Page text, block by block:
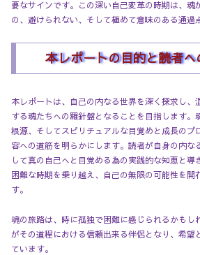
要なサインです。この深い自己変革の時期は、魂
の、避けられない、そして極めて意味のある通過
本レポートの目的と読者
本レポートは、自己の内なる世界を深く探求し、
する魂たちへの羅針盤となることを目指します。
根源、そしてスピリチュアルな目覚めと成長のプ
容への道筋を明らかにします。読者が自身の内な
して真の自己へと目覚める為の実践的な知恵と導
困難な時期を乗り越え、自己の無限の可能性を開
す。
魂の旅路は、時に孤独で困難に感じられるかもし
がその道程における信頼出来る伴侶となり、希望
ています。